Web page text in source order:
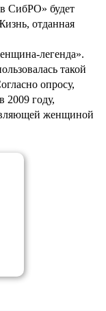
СибРО» будет
отданная
легенда».
такой
опросу,
2009 году,
женщиной